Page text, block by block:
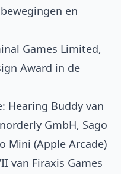
en
Games Limited,
Award in de
Hearing Buddy van
GmbH, Sago
Mini (Apple Arcade)
van Firaxis Games